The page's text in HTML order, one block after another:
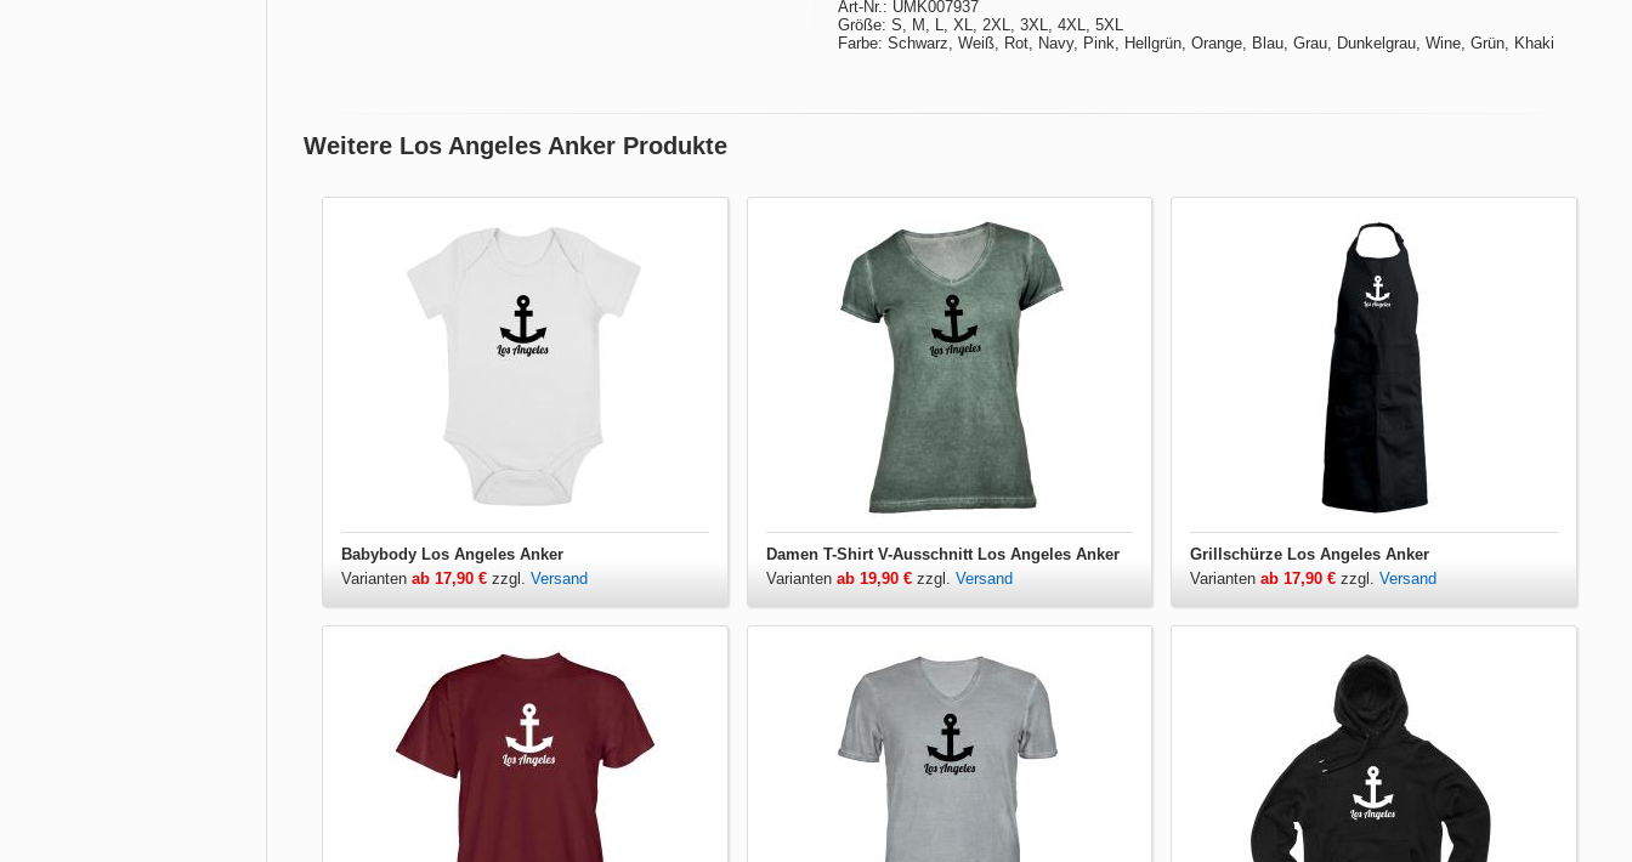
Art-Nr.: UMK007937
Größe: S, M, L, XL, 2XL, 3XL, 4XL, 5XL
Farbe: Schwarz, Weiß, Rot, Navy, Pink, Hellgrün, Orange, Blau, Grau, Dunkelgrau, Wine, Grün, Khaki
Weitere Los Angeles Anker Produkte
Babybody Los Angeles Anker
Varianten ab 17,90 € zzgl. Versand
Damen T-Shirt V-Ausschnitt Los Angeles Anker
Varianten ab 19,90 €zzgl. Versand
Grillschürze Los Angeles Anker
Variantenab 17,90 € zzgl.Versand